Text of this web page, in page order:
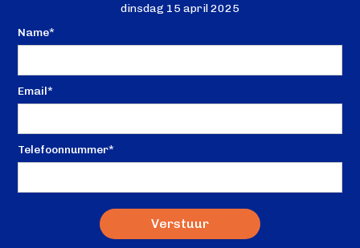
dinsdag 15 april 2025
Name*
Email*
Telefoonnummer*